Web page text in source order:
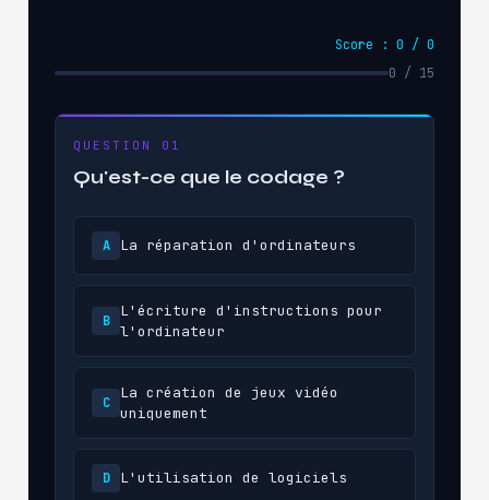
Score : 0 / 0
0 / 15
QUESTION 01
Qu'est-ce que le codage ?
A La réparation d'ordinateurs
B
L'écriture d'instructions pour
l'ordinateur
C
La création de jeux vidéo
uniquement
D L'utilisation de logiciels